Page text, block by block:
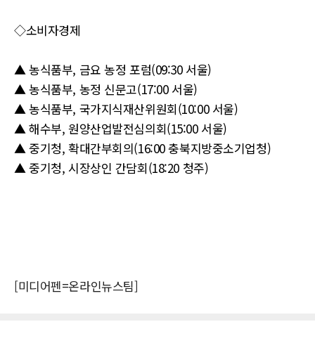
◇소비자경제
▲ 농식품부, 금요 농정 포럼(09:30 서울)
▲ 농식품부, 농정 신문고(17:00 서울)
▲ 농식품부, 국가지식재산위원회(10:00 서울)
▲ 해수부, 원양산업발전심의회(15:00 서울)
▲ 중기청, 확대간부회의(16:00 충북지방중소기업청)
▲ 중기청, 시장상인 간담회(18:20 청주)
[미디어펜=온라인뉴스팀]